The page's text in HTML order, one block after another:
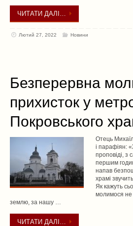
ЧИТАТИ ДАЛІ…
Лютий 27, 2022 Новини
Безперервна
прихисток у
Покровського
Отець
і парафіян:
проповіді, з
першим
напав
храмі
Як кажуть
молимося
землю, за нашу …
ЧИТАТИ ДАЛІ…